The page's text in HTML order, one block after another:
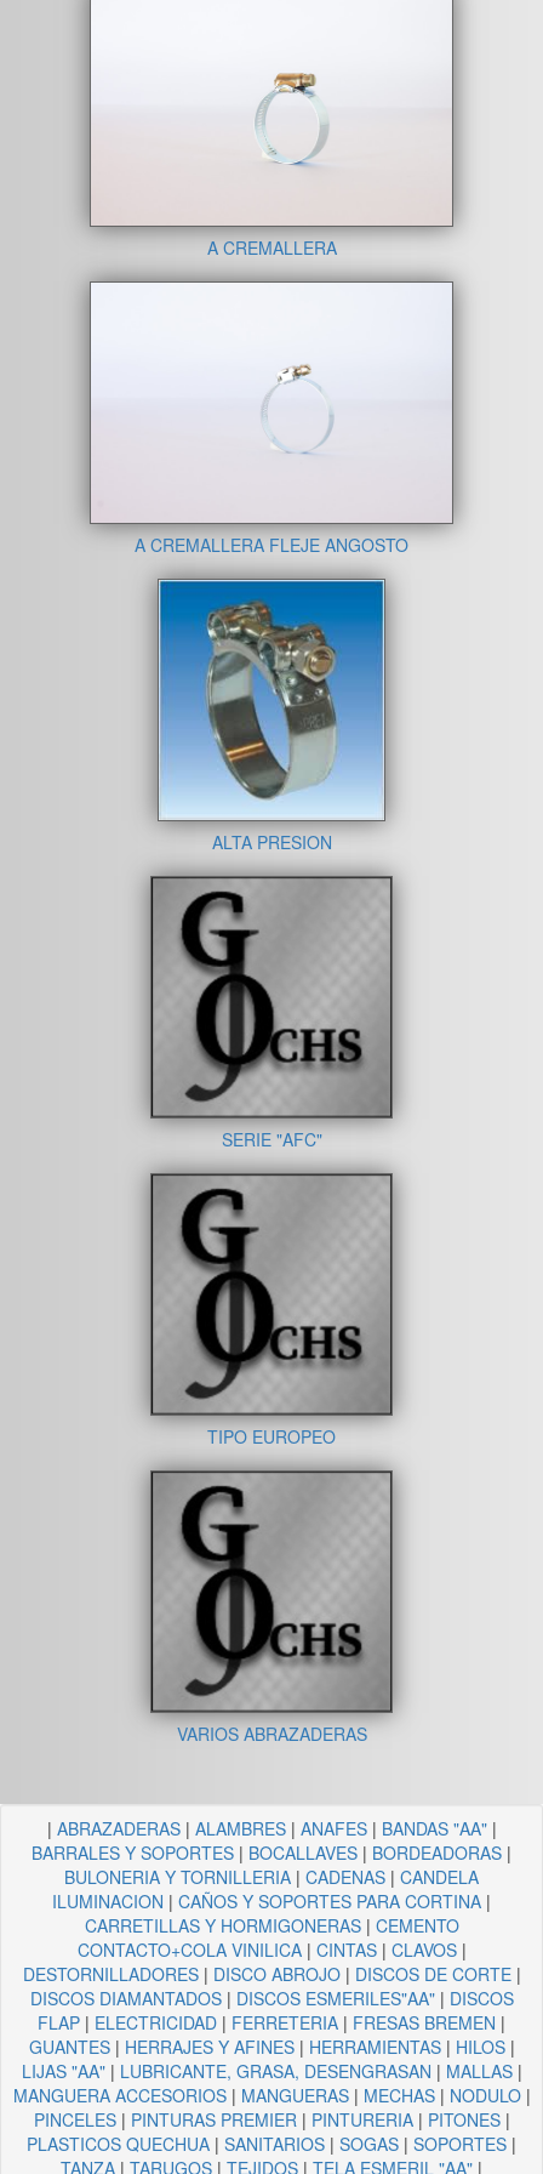
A CREMALLERA
A CREMALLERA FLEJE ANGOSTO
ALTA PRESION
SERIE "AFC"
TIPO EUROPEO
VARIOS ABRAZADERAS
| ABRAZADERAS| ALAMBRES| ANAFES| BANDAS "AA"|
BARRALES Y SOPORTES | BOCALLAVES | BORDEADORAS |
BULONERIA Y TORNILLERIA | CADENAS | CANDELA
ILUMINACION | CAÑOS Y SOPORTES PARA CORTINA |
CARRETILLAS Y HORMIGONERAS| CEMENTO
CONTACTO+COLA VINILICA| CINTAS| CLAVOS|
DESTORNILLADORES| DISCO ABROJO| DISCOS DE CORTE|
DISCOS DIAMANTADOS| DISCOS ESMERILES"AA"| DISCOS
FLAP | ELECTRICIDAD | FERRETERIA | FRESAS BREMEN |
GUANTES| HERRAJES Y AFINES| HERRAMIENTAS| HILOS|
LIJAS "AA"| LUBRICANTE, GRASA, DESENGRASAN | MALLAS|
MANGUERA ACCESORIOS| MANGUERAS| MECHAS| NODULO|
PINCELES| PINTURAS PREMIER | PINTURERIA| PITONES|
PLASTICOS QUECHUA | SANITARIOS | SOGAS | SOPORTES |
TANZA | TARUGOS | TEJIDOS | TELA ESMERIL "AA" |